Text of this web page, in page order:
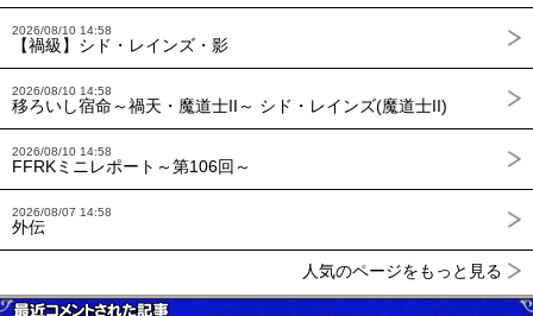
2026/08/10 14:58
【禍級】シド・レインズ・影
2026/08/10 14:58
移ろいし宿命～禍天・魔道士II～ シド・レインズ(魔道士II)
2026/08/10 14:58
FFRKミニレポート～第106回～
2026/08/07 14:58
外伝
人気のページをもっと見る